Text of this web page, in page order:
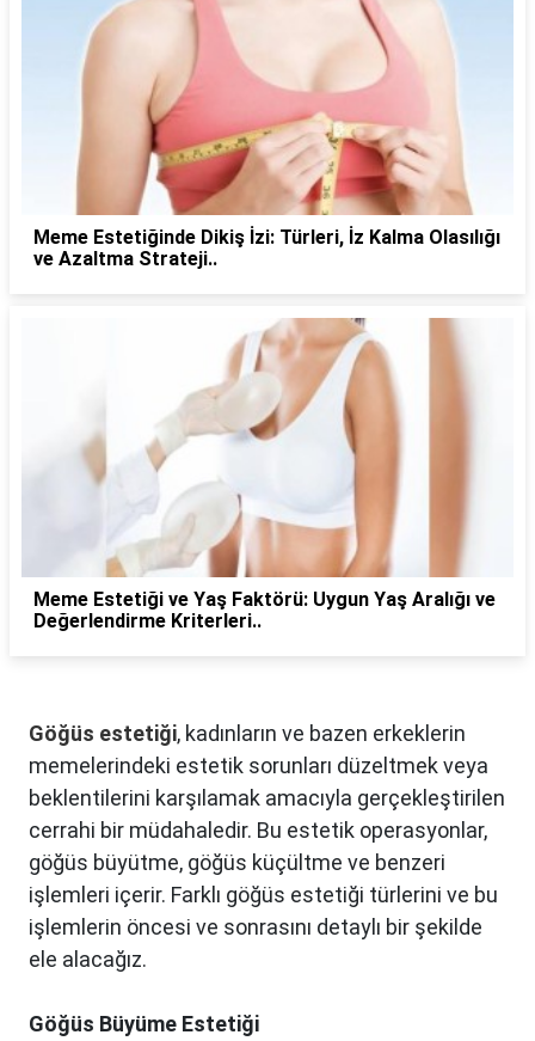
Meme Estetiğinde Dikiş İzi: Türleri, İz Kalma Olasılığı
ve Azaltma Strateji..
Meme Estetiği ve Yaş Faktörü: Uygun Yaş Aralığı ve
Değerlendirme Kriterleri..
Göğüs estetiği, kadınların ve bazen erkeklerin
memelerindeki estetik sorunları düzeltmek veya
beklentilerini karşılamak amacıyla gerçekleştirilen
cerrahi bir müdahaledir. Bu estetik operasyonlar,
göğüs büyütme, göğüs küçültme ve benzeri
işlemleri içerir. Farklı göğüs estetiği türlerini ve bu
işlemlerin öncesi ve sonrasını detaylı bir şekilde
ele alacağız.
Göğüs Büyüme Estetiği